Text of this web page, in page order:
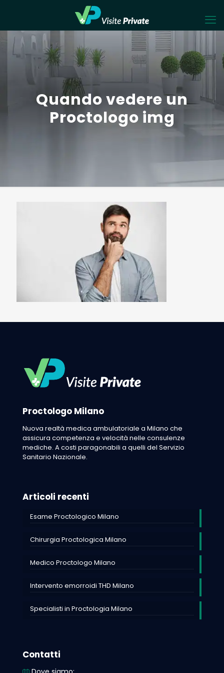
Quando vedere un
Proctologo img
Proctologo Milano
Nuova realtà medica ambulatoriale a Milano che
assicura competenza e velocità nelle consulenze
mediche. A costi paragonabili a quelli del Servizio
Sanitario Nazionale.
Articoli recenti
Esame Proctologico Milano
Chirurgia Proctologica Milano
Medico Proctologo Milano
Intervento emorroidi THD Milano
Specialisti in Proctologia Milano
Contatti